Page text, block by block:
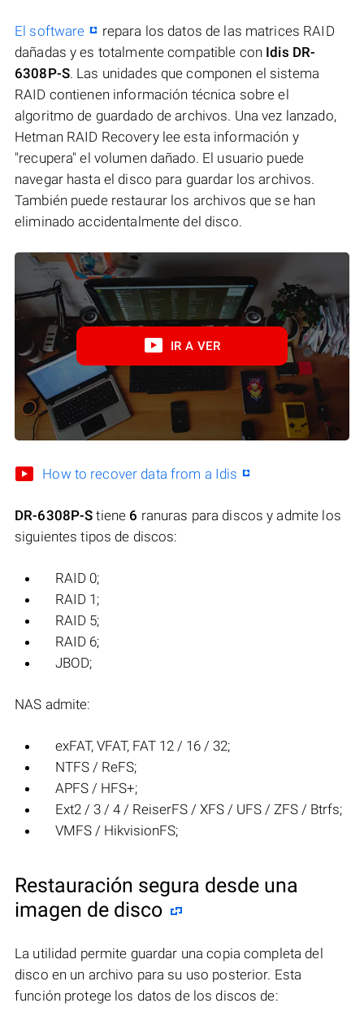
El software
repara los datos de las matrices RAID
dañadas y es totalmente compatible con Idis DR-
6308P-S. Las unidades que componen el sistema
RAID contienen información técnica sobre el
algoritmo de guardado de archivos. Una vez lanzado,
Hetman RAID Recovery lee esta información y
"recupera" el volumen dañado. El usuario puede
navegar hasta el disco para guardar los archivos.
También puede restaurar los archivos que se han
eliminado accidentalmente del disco.
IR A VER
How to recover data from a Idis
DR-6308P-S tiene 6 ranuras para discos y admite los
siguientes tipos de discos:
RAID 0;
RAID 1;
RAID 5;
RAID 6;
JBOD;
NAS admite:
exFAT, VFAT, FAT 12 / 16 / 32;
NTFS / ReFS;
APFS / HFS+;
Ext2 / 3 / 4 / ReiserFS / XFS / UFS / ZFS / Btrfs;
VMFS / HikvisionFS;
Restauración segura desde una
imagen de disco
La utilidad permite guardar una copia completa del
disco en un archivo para su uso posterior. Esta
función protege los datos de los discos de: